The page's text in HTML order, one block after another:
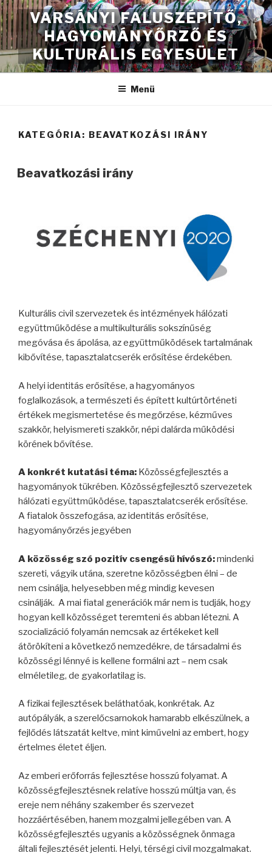
Tartalomhoz
VARSÁNYI FALUSZÉPÍTŐ,
HAGYOMÁNYŐRZŐ ÉS
KULTURÁLIS EGYESÜLET
Menü
KATEGÓRIA: BEAVATKOZÁSI IRÁNY
Beavatkozási irány
Kulturális civil szervezetek és intézmények hálózati
együttműködése a multikulturális sokszínűség
megóvása és ápolása, az együttműködések tartalmának
kibővítése, tapasztalatcserék erősítése érdekében.
A helyi identitás erősítése, a hagyományos
foglalkozások, a természeti és épített kultúrtörténeti
értékek megismertetése és megőrzése, kézműves
szakkör, helyismereti szakkör, népi dalárda működési
körének bővítése.
A konkrét kutatási téma: Közösségfejlesztés a
hagyományok tükrében. Közösségfejlesztő szervezetek
hálózati együttműködése, tapasztalatcserék erősítése.
A fiatalok összefogása, az identitás erősítése,
hagyományőrzés jegyében
A közösség szó pozitív csengésű hívószó:mindenki
szereti, vágyik utána, szeretne közösségben élni – de
nem csinálja, helyesebben még mindig kevesen
csinálják. A mai fiatal generációk már nem is tudják, hogy
hogyan kell közösséget teremteni és abban létezni. A
szocializáció folyamán nemcsak az értékeket kell
átörökíteni a következő nemzedékre, de társadalmi és
közösségi lénnyé is kellene formálni azt – nem csak
elméletileg, de gyakorlatilag is.
A fizikai fejlesztések beláthatóak, konkrétak. Az
autópályák, a szerelőcsarnokok hamarabb elkészülnek, a
fejlődés látszatát keltve, mint kiművelni az embert, hogy
értelmes életet éljen.
Az emberi erőforrás fejlesztése hosszú folyamat. A
közösségfejlesztésnek relatíve hosszú múltja van, és
ereje nem néhány szakember és szervezet
hozzáértésében, hanem mozgalmi jellegében van. A
közösségfejlesztés ugyanis a közösségnek önmaga
általi fejlesztését jelenti. Helyi, térségi civil mozgalmakat.